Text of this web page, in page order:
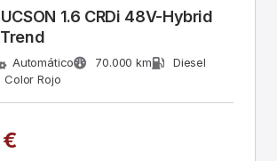
1.6 CRDi 48V-Hybrid
Automático 70.000 km
Diesel
Color Rojo